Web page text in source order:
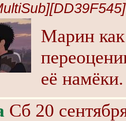
Марин
её намёки.
Сб 20